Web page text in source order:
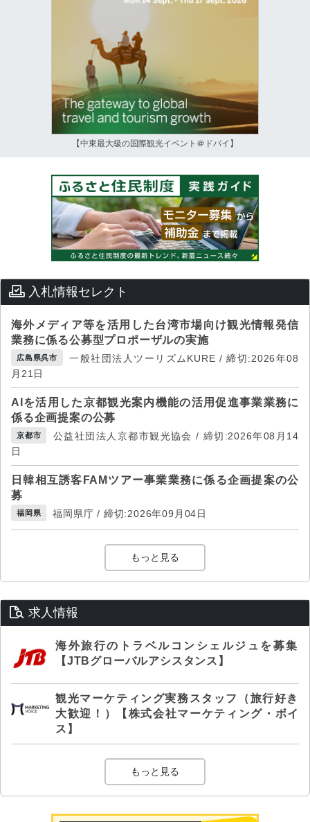
【中東最大級の国際観光イベント＠ドバイ】
入札情報セレクト
海外メディア等を活用した台湾市場向け観光情報発信
業務に係る公募型プロポーザルの実施
広島県呉市
一般社団法人ツーリズムKURE / 締切:2026年08
月21日
AIを活用した京都観光案内機能の活用促進事業業務に
係る企画提案の公募
京都市
公益社団法人京都市観光協会 / 締切:2026年08月14
日
日韓相互誘客FAMツアー事業業務に係る企画提案の公
募
福岡県 福岡県庁 / 締切:2026年09月04日
もっと見る
求人情報
海外旅行のトラベルコンシェルジュを募集
【JTBグローバルアシスタンス】
観光マーケティング実務スタッフ（旅行好き
大歓迎！）【株式会社マーケティング・ボイ
ス】
もっと見る